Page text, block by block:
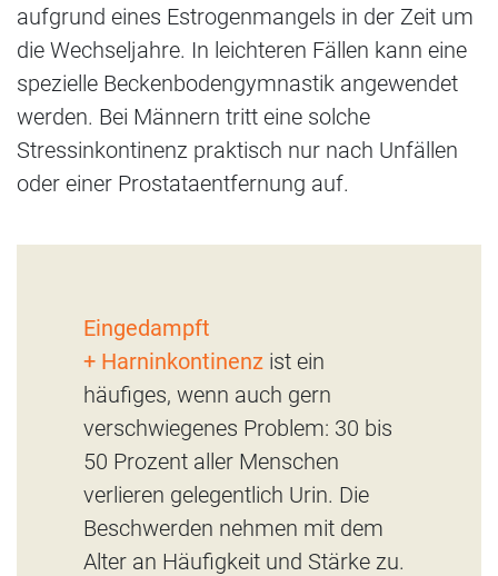
aufgrund eines Estrogenmangels in der Zeit um
die Wechseljahre. In leichteren Fällen kann eine
spezielle Beckenbodengymnastik angewendet
werden. Bei Männern tritt eine solche
Stressinkontinenz praktisch nur nach Unfällen
oder einer Prostataentfernung auf.
Eingedampft
+ Harninkontinenz ist ein
häufiges, wenn auch gern
verschwiegenes Problem: 30 bis
50 Prozent aller Menschen
verlieren gelegentlich Urin. Die
Beschwerden nehmen mit dem
Alter an Häufigkeit und Stärke zu.